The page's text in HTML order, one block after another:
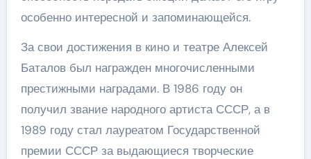
особенно интересной и запоминающейся.
За свои достижения в кино и театре Алексей
Баталов был награжден многочисленными
престижными наградами. В 1986 году он
получил звание народного артиста СССР, а в
1989 году стал лауреатом Государственной
премии СССР за выдающиеся творческие